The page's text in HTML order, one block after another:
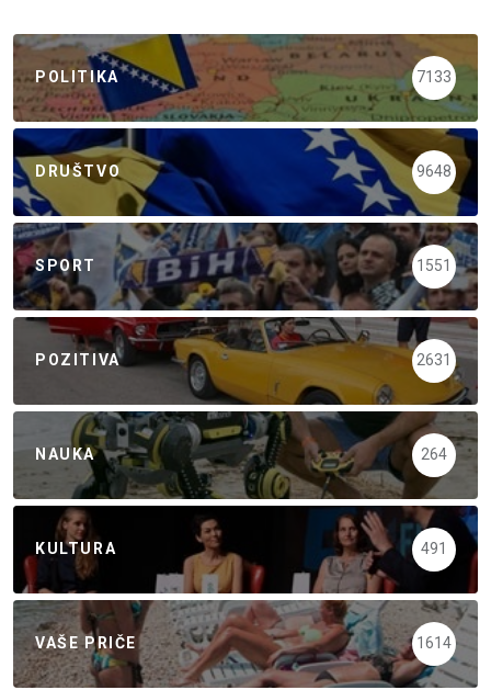
POLITIKA 7133
DRUŠTVO 9648
SPORT 1551
POZITIVA 2631
NAUKA 264
KULTURA 491
VAŠE PRIČE 1614